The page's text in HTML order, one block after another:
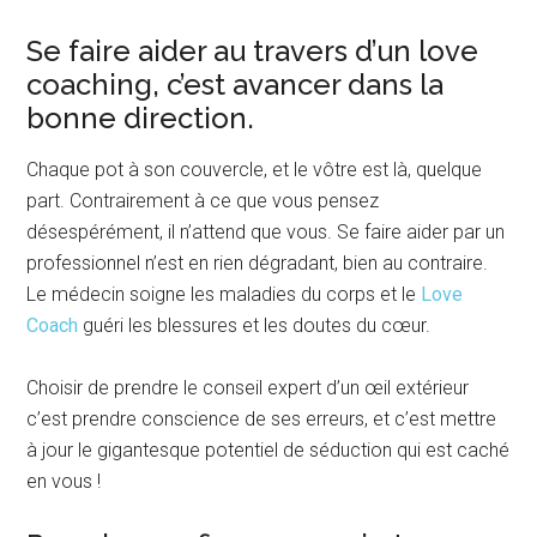
Se faire aider au travers d’un love
coaching, c’est avancer dans la
bonne direction.
Chaque pot à son couvercle, et le vôtre est là, quelque
part. Contrairement à ce que vous pensez
désespérément, il n’attend que vous. Se faire aider par un
professionnel n’est en rien dégradant, bien au contraire.
Le médecin soigne les maladies du corps et le Love
Coach guéri les blessures et les doutes du cœur.
Choisir de prendre le conseil expert d’un œil extérieur
c’est prendre conscience de ses erreurs, et c’est mettre
à jour le gigantesque potentiel de séduction qui est caché
en vous !